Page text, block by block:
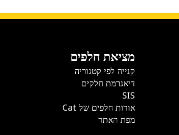
מציאת חלפים
קנייה לפי קטגוריה
דיאגרמת חלקים
SIS
אודות חלפים של Cat
מפת האתר